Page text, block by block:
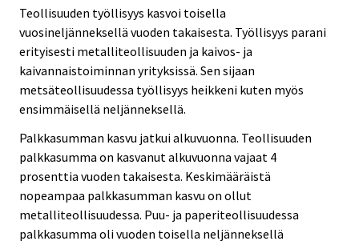
Teollisuuden työllisyys kasvoi toisella
vuosineljänneksellä vuoden takaisesta. Työllisyys parani
erityisesti metalliteollisuuden ja kaivos- ja
kaivannaistoiminnan yrityksissä. Sen sijaan
metsäteollisuudessa työllisyys heikkeni kuten myös
ensimmäisellä neljänneksellä.
Palkkasumman kasvu jatkui alkuvuonna. Teollisuuden
palkkasumma on kasvanut alkuvuonna vajaat 4
prosenttia vuoden takaisesta. Keskimääräistä
nopeampaa palkkasumman kasvu on ollut
metalliteollisuudessa. Puu- ja paperiteollisuudessa
palkkasumma oli vuoden toisella neljänneksellä